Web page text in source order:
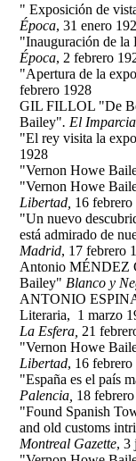
" Exposición de
Época, 31 enero
"Inauguración de
Época, 2 febrero
"Apertura de la
febrero 1928
GIL FILLOL "De
Bailey". El
"El rey visita la
1928
"Vernon Howe
"Vernon Howe
Libertad, 16 febrero
"Un nuevo
está admirado de
Madrid, 17 febrero
Antonio MÉNDEZ
Bailey" Blanco y
ANTONIO
Literaria, 1 marzo
La Esfera, 21
"Vernon Howe
Libertad, 16 febrero
"España es el país
Palencia, 18
"Found Spanish
and old customs
Montreal Gazette, 3